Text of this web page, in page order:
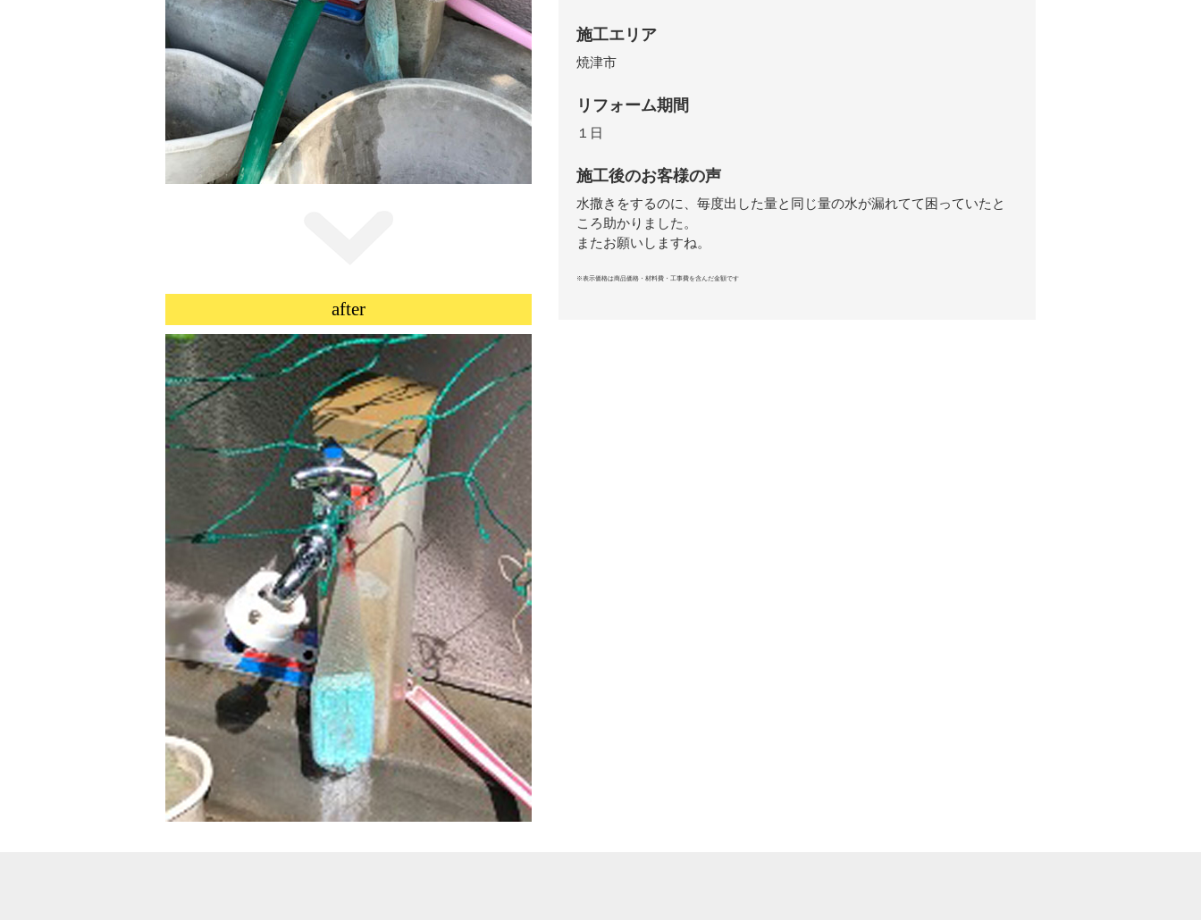
after
施工エリア
焼津市
リフォーム期間
１日
施工後のお客様の声
水撒きをするのに、毎度出した量と同じ量の水が漏れてて困っていたと
ころ助かりました。
またお願いしますね。
※表示価格は商品価格・材料費・工事費を含んだ金額です